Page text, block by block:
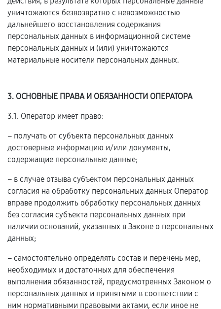
уничтожаются безвозвратно с невозможностью
дальнейшего восстановления содержания
персональных данных в информационной системе
персональных данных и (или) уничтожаются
материальные носители персональных данных.
3. ОСНОВНЫЕ ПРАВА И ОБЯЗАННОСТИ ОПЕРАТОРА
3.1. Оператор имеет право:
– получать от субъекта персональных данных
достоверные информацию и/или документы,
содержащие персональные данные;
– в случае отзыва субъектом персональных данных
согласия на обработку персональных данных Оператор
вправе продолжить обработку персональных данных
без согласия субъекта персональных данных при
наличии оснований, указанных в Законе о персональных
данных;
– самостоятельно определять состав и перечень мер,
необходимых и достаточных для обеспечения
выполнения обязанностей, предусмотренных Законом о
персональных данных и принятыми в соответствии с
ним нормативными правовыми актами, если иное не